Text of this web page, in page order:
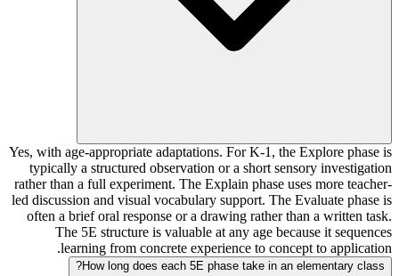
Yes, with age-appropriate adaptations. For K-1, the Explore phase is
typically a structured observation or a short sensory investigation
rather than a full experiment. The Explain phase uses more teacher-
led discussion and visual vocabulary support. The Evaluate phase is
often a brief oral response or a drawing rather than a written task.
The 5E structure is valuable at any age because it sequences
learning from concrete experience to concept to application.
How long does each 5E phase take in an elementary class?